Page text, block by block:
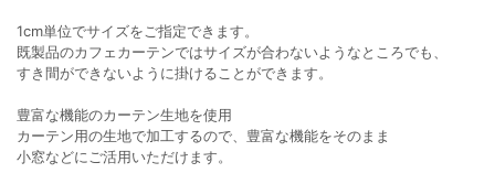
1cm単位でサイズをご指定できます。
既製品のカフェカーテンではサイズが合わないようなところでも、
すき間ができないように掛けることができます。
豊富な機能のカーテン生地を使用
カーテン用の生地で加工するので、豊富な機能をそのまま
小窓などにご活用いただけます。